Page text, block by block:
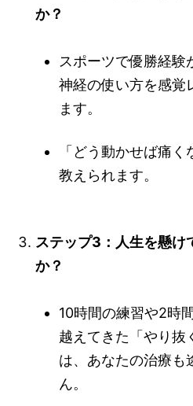
か？
スポーツで優勝経験
神経の使い方を感覚
ます。
「どう動かせば痛
教えられます。
ステップ3：人生を懸け
か？
10時間の練習や2時
越えてきた「やり抜
は、あなたの治療も
ん。